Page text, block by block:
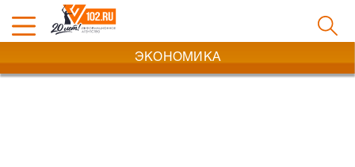
ЭКОНОМИКА